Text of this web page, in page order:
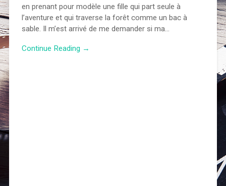
en prenant pour modèle une fille qui part seule à
l’aventure et qui traverse la forêt comme un bac à
sable. Il m’est arrivé de me demander si ma…
Continue Reading →